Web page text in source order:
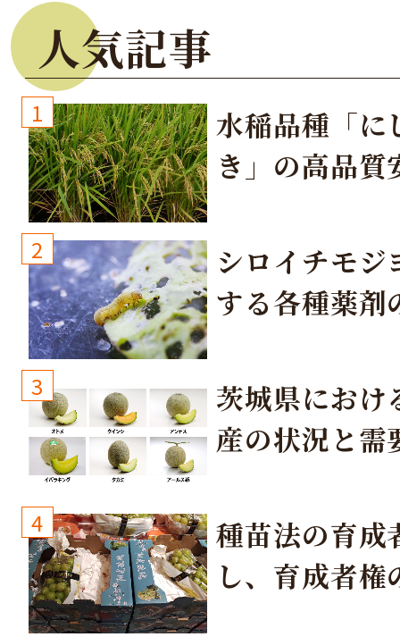
人気記事
1
水稲品種「に
き」の高品質
2
シロイチモジ
する各種薬剤
3
茨城県におけ
産の状況と需
4
種苗法の育成
し、育成者権